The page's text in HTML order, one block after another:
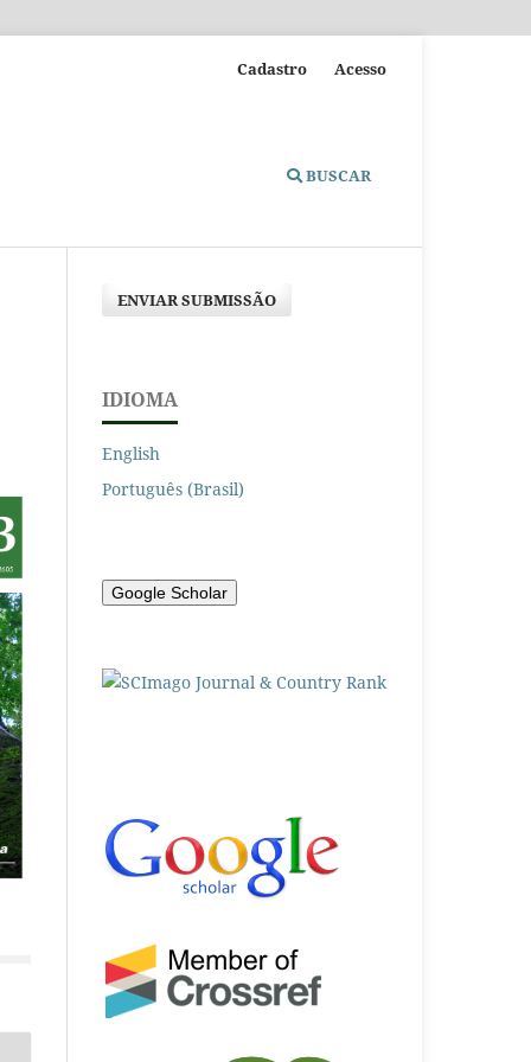
BUSCAR
Cadastro Acesso
ENVIAR SUBMISSÃO
IDIOMA
English
Português (Brasil)
Google Scholar